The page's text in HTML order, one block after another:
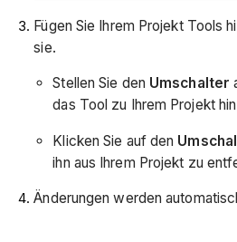
Fügen Sie Ihrem Projekt Tools
sie.
Stellen Sie den Umschalter
das Tool zu Ihrem Projekt
Klicken Sie auf den
ihn aus Ihrem Projekt zu
Änderungen werden